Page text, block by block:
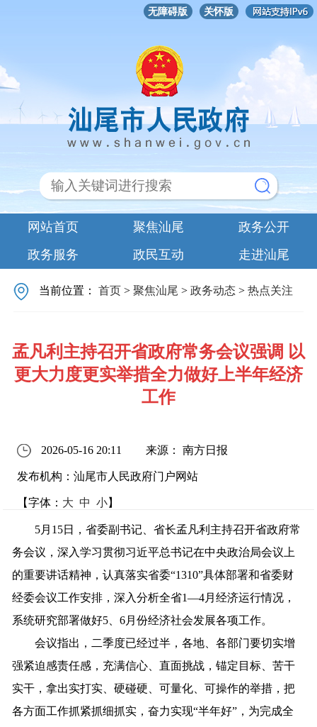
无障碍版 关怀版
网站首页 聚焦汕尾
政务公开
政务服务
政民互动 走进汕尾
当前位置：首页 >聚焦汕尾 >政务动态 >热点关注
孟凡利主持召开省政府常务会议强调 以
更大力度更实举措全力做好上半年经济
工作
2026-05-16 20:11 来源： 南方日报
发布机构：汕尾市人民政府门户网站
【字体： 大 中 小】
5月15日，省委副书记、省长孟凡利主持召开省政府常
务会议，深入学习贯彻习近平总书记在中央政治局会议上
的重要讲话精神，认真落实省委“1310”具体部署和省委财
经委会议工作安排，深入分析全省1—4月经济运行情况，
系统研究部署做好5、6月份经济社会发展各项工作。
会议指出，二季度已经过半，各地、各部门要切实增
强紧迫感责任感，充满信心、直面挑战，锚定目标、苦干
实干，拿出实打实、硬碰硬、可量化、可操作的举措，把
各方面工作抓紧抓细抓实，奋力实现“半年好”，为完成全